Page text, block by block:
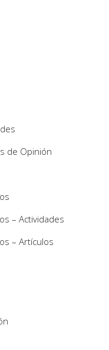
de Opinión
– Actividades
– Artículos